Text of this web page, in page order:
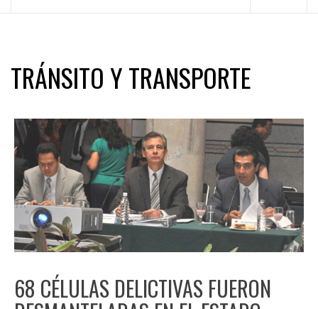
TRÁNSITO Y TRANSPORTE
68 CÉLULAS DELICTIVAS FUERON